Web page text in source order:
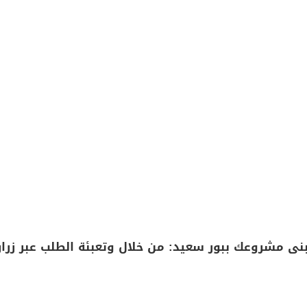
مشروعك ببور سعيد: من خلال وتعبئة الطلب عبر